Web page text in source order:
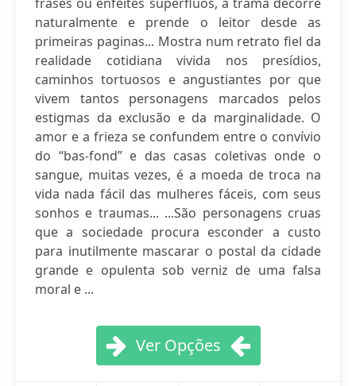
naturalmente e prende o leitor desde as
primeiras paginas... Mostra num retrato fiel da
realidade cotidiana vivida nos presídios,
caminhos tortuosos e angustiantes por que
vivem tantos personagens marcados pelos
estigmas da exclusão e da marginalidade. O
amor e a frieza se confundem entre o convívio
do “bas-fond” e das casas coletivas onde o
sangue, muitas vezes, é a moeda de troca na
vida nada fácil das mulheres fáceis, com seus
sonhos e traumas... ...São personagens cruas
que a sociedade procura esconder a custo
para inutilmente mascarar o postal da cidade
grande e opulenta sob verniz de uma falsa
moral e ...
Ver Opções